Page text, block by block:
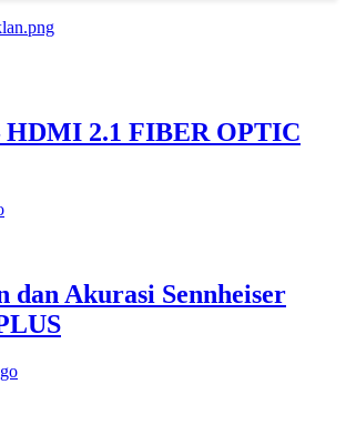
HDMI 2.1 FIBER OPTIC
dan Akurasi Sennheiser